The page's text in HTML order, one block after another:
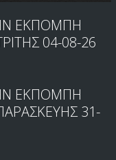
ΕΚΠΟΜΠΗ
04-08-26
ΕΚΠΟΜΠΗ
31-